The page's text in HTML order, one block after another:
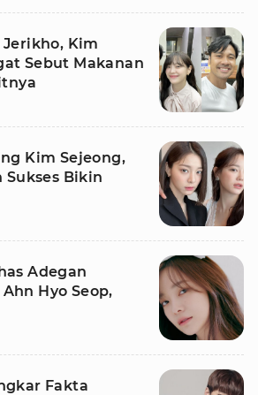
Kim
Sebut Makanan
Kim Sejeong,
Sukses Bikin
Adegan
Hyo Seop,
Fakta